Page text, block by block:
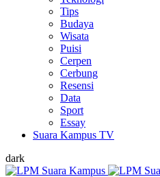
Tips
Budaya
Wisata
Puisi
Cerpen
Cerbung
Resensi
Data
Sport
Essay
Suara Kampus TV
dark